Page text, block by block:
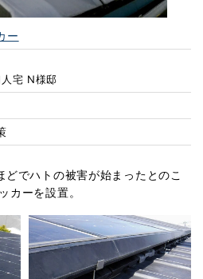
適した製品を探す
チャート
907-1100
日9:00～17:00
ー
宅 N様邸
でハトの被害が始まったとのこ
カーを設置。